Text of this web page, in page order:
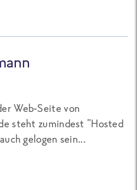
Web-Seite von
steht zumindest "Hosted
gelogen sein...